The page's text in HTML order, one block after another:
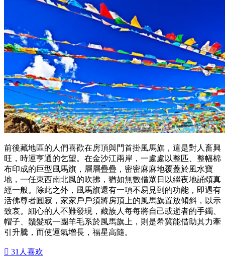
前後藏地區的人們喜歡在房頂與門首掛風馬旗，這是對人畜興
旺，時運亨通的乞望。在金沙江兩岸，一處處以整匹、整幅棉
布印成的巨型風馬旗，層層疊疊，密密麻麻地覆蓋於風水寶
地，一任東西南北風的吹拂，猶如無數僧眾日以繼夜地誦頌真
經一般。除此之外，風馬旗還有一項不易見到的功能，即遇有
活佛尊者圓寂，家家戶戶須將房頂上的風馬旗置放傾斜，以示
致哀。細心的人不難發現，藏族人每每將自己或逝者的手鐲、
帽子、鬚髮或一團羊毛系於風馬旗上，則是希冀能借助其力牽
引升騰，而使運氣增長，福星高隨。
 31 人喜欢